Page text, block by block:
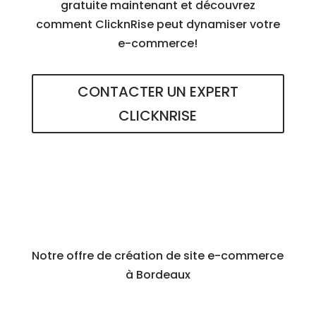
gratuite maintenant et découvrez
comment ClicknRise peut dynamiser votre
e-commerce!
CONTACTER UN EXPERT
CLICKNRISE
Notre offre de création de site e-commerce
à Bordeaux